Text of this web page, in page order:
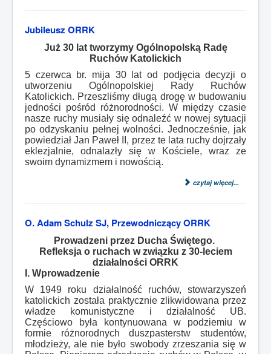
Jubileusz ORRK
Już 30 lat tworzymy Ogólnopolską Radę
Ruchów Katolickich
5 czerwca br. mija 30 lat od podjęcia decyzji o
utworzeniu Ogólnopolskiej Rady Ruchów
Katolickich. Przeszliśmy długą drogę w budowaniu
jedności pośród różnorodności. W między czasie
nasze ruchy musiały się odnaleźć w nowej sytuacji
po odzyskaniu pełnej wolności. Jednocześnie, jak
powiedział Jan Paweł II, przez te lata ruchy dojrzały
eklezjalnie, odnalazły się w Kościele, wraz ze
swoim dynamizmem i nowością.
czytaj więcej...
O. Adam Schulz SJ, Przewodniczący ORRK
Prowadzeni przez Ducha Świętego.
Refleksja o ruchach w związku z 30-leciem
działalności ORRK
I. Wprowadzenie
W 1949 roku działalność ruchów, stowarzyszeń
katolickich została praktycznie zlikwidowana przez
władze komunistyczne i działalność UB.
Częściowo była kontynuowana w podziemiu w
formie różnorodnych duszpasterstw studentów,
młodzieży, ale nie było swobody zrzeszania się w